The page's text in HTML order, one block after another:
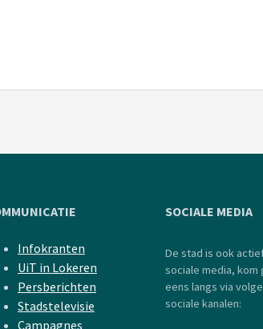
Infokranten
UiT in Lokeren
Persberichten
Stadstelevisie
Campagnes
SOCIALE MEDIA
De stad is ook
sociale media, kom
eens langs via
sociale kanalen: